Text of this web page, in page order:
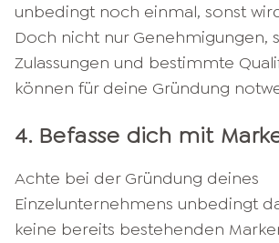
unbedingt noch einmal, sonst
Doch nicht nur Genehmigungen,
Zulassungen und bestimmte
können für deine Gründung
4. Befasse dich mit
Achte bei der Gründung deines
Einzelunternehmens unbedingt
keine bereits bestehenden